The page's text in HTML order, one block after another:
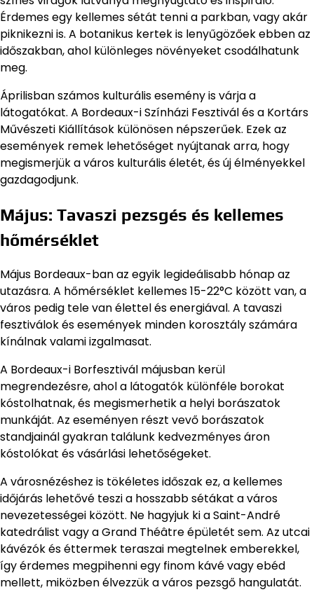
Érdemes egy kellemes sétát tenni a parkban, vagy akár
piknikezni is. A botanikus kertek is lenyűgözőek ebben az
időszakban, ahol különleges növényeket csodálhatunk
meg.
Áprilisban számos kulturális esemény is várja a
látogatókat. A Bordeaux-i Színházi Fesztivál és a Kortárs
Művészeti Kiállítások különösen népszerűek. Ezek az
események remek lehetőséget nyújtanak arra, hogy
megismerjük a város kulturális életét, és új élményekkel
gazdagodjunk.
Május: Tavaszi pezsgés és kellemes
hőmérséklet
Május Bordeaux-ban az egyik legideálisabb hónap az
utazásra. A hőmérséklet kellemes 15-22°C között van, a
város pedig tele van élettel és energiával. A tavaszi
fesztiválok és események minden korosztály számára
kínálnak valami izgalmasat.
A Bordeaux-i Borfesztivál májusban kerül
megrendezésre, ahol a látogatók különféle borokat
kóstolhatnak, és megismerhetik a helyi borászatok
munkáját. Az eseményen részt vevő borászatok
standjainál gyakran találunk kedvezményes áron
kóstolókat és vásárlási lehetőségeket.
A városnézéshez is tökéletes időszak ez, a kellemes
időjárás lehetővé teszi a hosszabb sétákat a város
nevezetességei között. Ne hagyjuk ki a Saint-André
katedrálist vagy a Grand Théâtre épületét sem. Az utcai
kávézók és éttermek teraszai megtelnek emberekkel,
így érdemes megpihenni egy finom kávé vagy ebéd
mellett, miközben élvezzük a város pezsgő hangulatát.